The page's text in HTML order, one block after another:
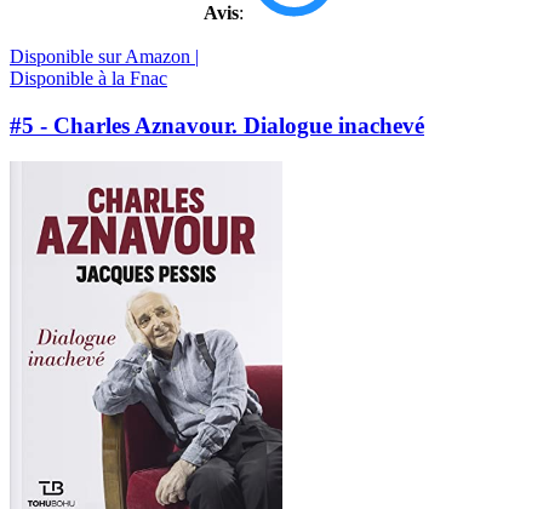
Avis:
Disponible sur Amazon |
Disponible à la Fnac
#5 - Charles Aznavour. Dialogue inachevé